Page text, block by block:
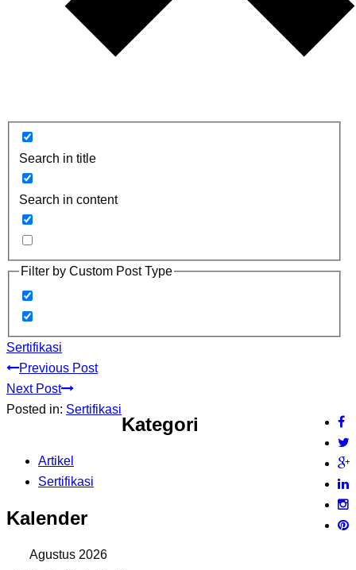
Search in title
Search in content
Filter by Custom Post Type
Sertifikasi
Previous Post
Next Post
Posted in: Sertifikasi
Kategori
Artikel
Sertifikasi
Kalender
Agustus 2026